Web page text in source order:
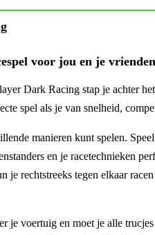
voor jou en je
Dark Racing stap je achter
spel als je van snelheid,
manieren kunt spelen.
en je racetechnieken
rechtstreeks tegen elkaar
je voertuig en moet je alle